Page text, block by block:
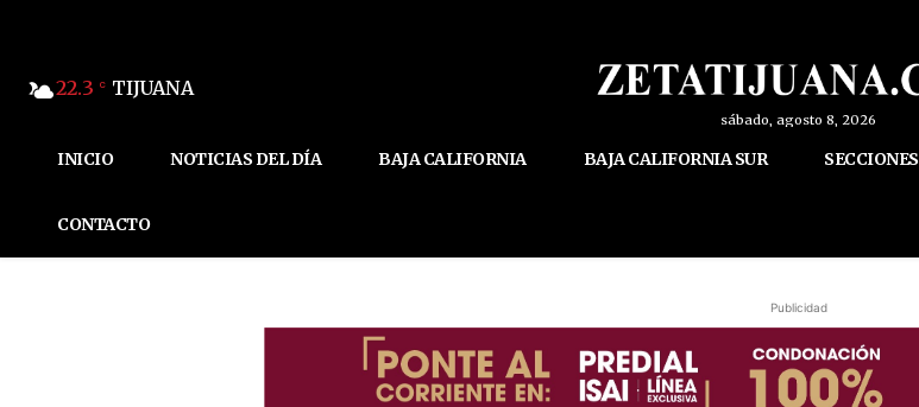
22.3 C TIJUANA
sábado, agosto 8, 2026
INICIO NOTICIAS DEL DÍA BAJA CALIFORNIA BAJA CALIFORNIA SUR SECCIONES
CONTACTO
Publicidad